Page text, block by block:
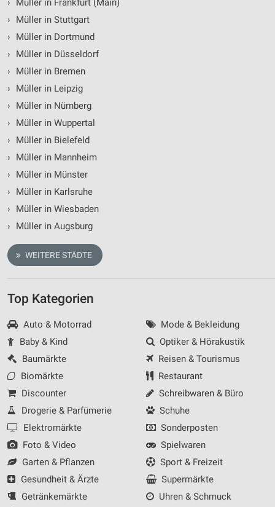
›
Müller in Frankfurt (Main)
›
Müller in Stuttgart
›
Müller in Dortmund
›
Müller in Düsseldorf
›
Müller in Bremen
›
Müller in Leipzig
›
Müller in Nürnberg
›
Müller in Wuppertal
›
Müller in Bielefeld
›
Müller in Mannheim
›
Müller in Münster
›
Müller in Karlsruhe
›
Müller in Wiesbaden
›
Müller in Augsburg
WEITERE STÄDTE
Top Kategorien
Auto & Motorrad
Baby & Kind
Baumärkte
Biomärkte
Discounter
Drogerie & Parfümerie
Elektromärkte
Foto & Video
Garten & Pflanzen
Gesundheit & Ärzte
Getränkemärkte
Mode & Bekleidung
Optiker & Hörakustik
Reisen & Tourismus
Restaurant
Schreibwaren & Büro
Schuhe
Sonderposten
Spielwaren
Sport & Freizeit
Supermärkte
Uhren & Schmuck
Wir nutzen Ihre Daten für folgende Zwecke:
IAB-Verarbeitungszwecke:
Speichern von oder Zugriff auf Informationen
auf einem Endgerät
Verwendung reduzierter Daten zur Auswahl von
Werbeanzeigen
Erstellung von Profilen für personalisierte
Werbung
personalisierter Werbung
von Inhalten
personalisierter Inhalte
Messung der Werbeleistung
Analyse von Zielgruppen durch Statistiken oder
Quellen
Verwendung reduzierter Daten zur Auswahl von
IAB-Besonderheiten:
Verwendung genauer Standortdaten
Geräte anhand von aktiv angeforderten
Informationen identifizieren
Nicht-IAB-Verarbeitungszwecke:
Notwendig